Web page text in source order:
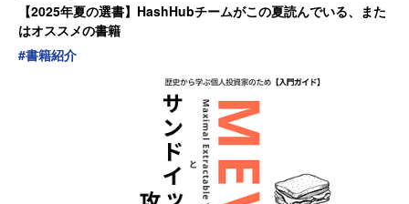
【2025年夏の選書】HashHubチームがこの夏読んでいる、また
はオススメの書籍
#書籍紹介